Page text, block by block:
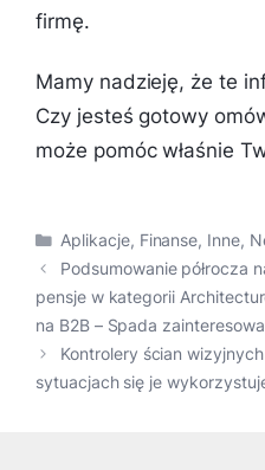
firmę.
Mamy nadzieję, że te
Czy jesteś gotowy
może pomóc właśnie
Kategorie
Aplikacje, Finanse, Inne,
Podsumowanie półrocza
pensje w kategorii
na B2B – Spada
Kontrolery ścian
sytuacjach się je